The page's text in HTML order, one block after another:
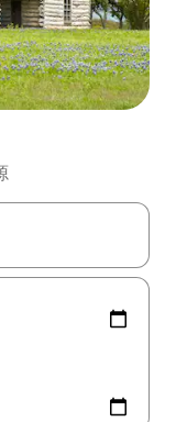
通过点击或滑动手势